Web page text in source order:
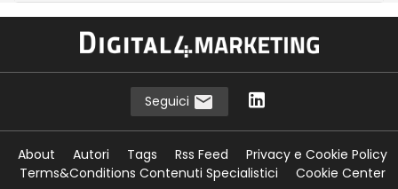
Seguici
About Autori Tags Rss Feed
Privacy e Cookie Policy
Terms&Conditions Contenuti Specialistici
Cookie Center